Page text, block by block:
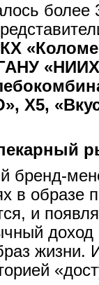
более
X5,
бренд-
в образе
и
доход
жизни.